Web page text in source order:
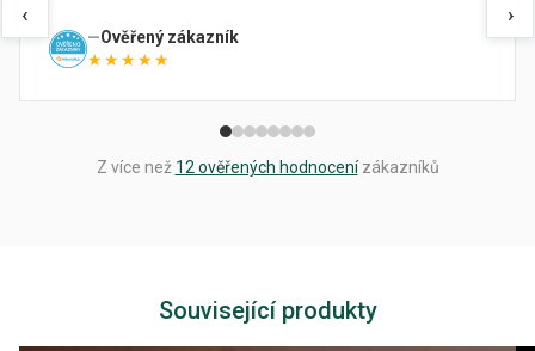
‹
Ověřený zákazník
★★★★★
›
Z více než 12 ověřených hodnocenízákazníků
Související produkty